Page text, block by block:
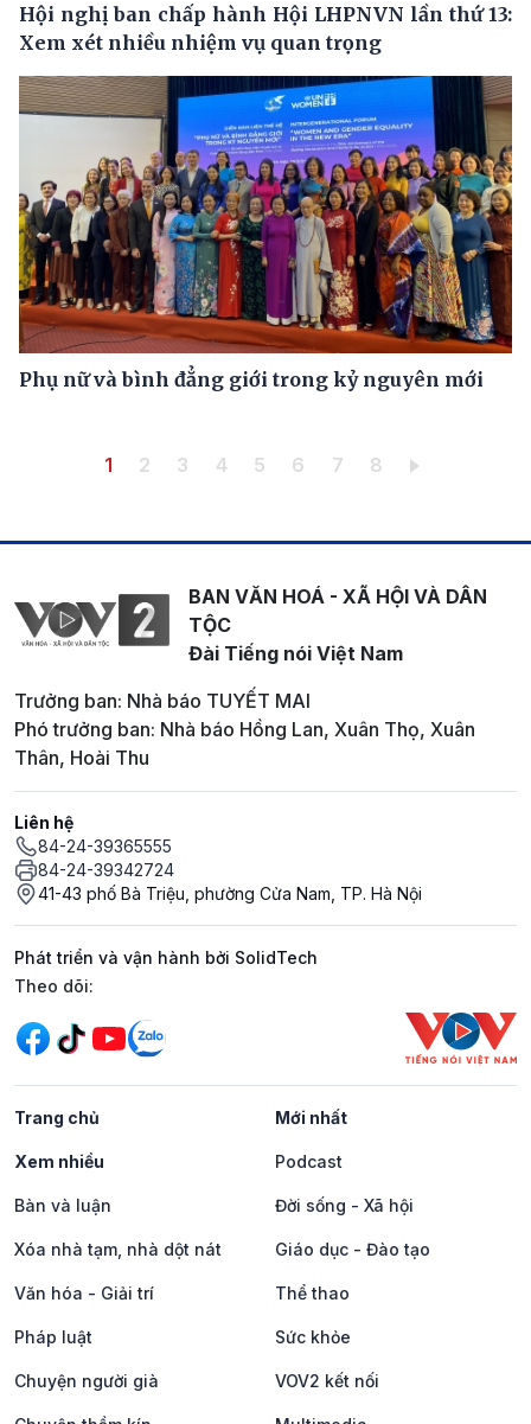
Hội nghị ban chấp hành Hội LHPNVN lần thứ 13:
Xem xét nhiều nhiệm vụ quan trọng
Phụ nữ và bình đẳng giới trong kỷ nguyên mới
PaginationTrang hiện thời
1 Trang
2 Trang
3 Trang
4 Trang
5 Trang
6 Trang
7 Trang
8
BAN VĂN HOÁ - XÃ HỘI VÀ DÂN
TỘC
Đài Tiếng nói Việt Nam
Trưởng ban: Nhà báo TUYẾT MAI
Phó trưởng ban: Nhà báo Hồng Lan, Xuân Thọ, Xuân
Thân, Hoài Thu
Liên hệ
84-24-39365555
84-24-39342724
41-43 phố Bà Triệu, phường Cửa Nam, TP. Hà Nội
Phát triển và vận hành bởi SolidTech
Mạng xã hội
Theo dõi:
Trang chủ Mới nhất
Xem nhiều Podcast
Bàn và luận Đời sống - Xã hội
Xóa nhà tạm, nhà dột nát Giáo dục - Đào tạo
Văn hóa - Giải trí Thể thao
Pháp luật Sức khỏe
Chuyện người già VOV2 kết nối